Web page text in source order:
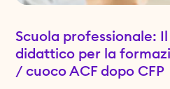
Scuola professionale:
didattico per la
/ cuoco ACF dopo CFP